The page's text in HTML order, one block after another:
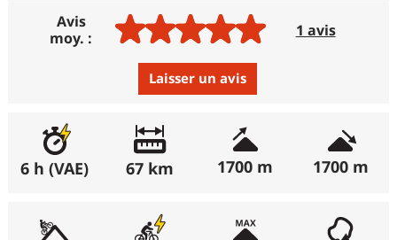
Avis
moy. :
1 avis
Laisser un avis
Excellent:
100%
(récemment : 100%)
(récemment : 0%)
6 h (VAE) 67 km 1700 m 1700 m